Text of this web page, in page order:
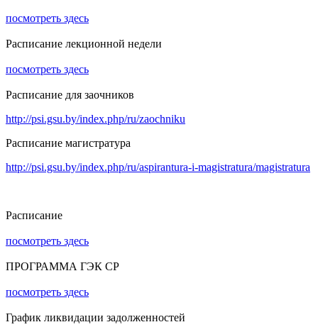
посмотреть здесь
Расписание лекционной недели
посмотреть здесь
Расписание для заочников
http://psi.gsu.by/index.php/ru/zaochniku
Расписание магистратура
http://psi.gsu.by/index.php/ru/aspirantura-i-magistratura/magistratura
Расписание
посмотреть здесь
ПРОГРАММА ГЭК СР
посмотреть здесь
График ликвидации задолженностей